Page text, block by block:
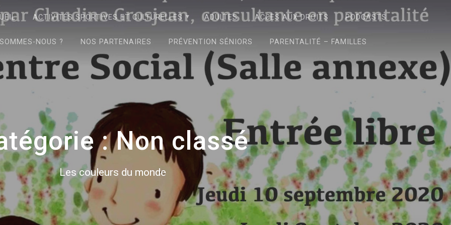
ACTIVITÉS SPORTIVES ET CULTURELLES ADULTES ACCÈS AUX DROITS PODCASTS
NOUS ? NOS PARTENAIRES PRÉVENTION SÉNIORS PARENTALITÉ – FAMILLES
:Non classé
Les couleurs du monde